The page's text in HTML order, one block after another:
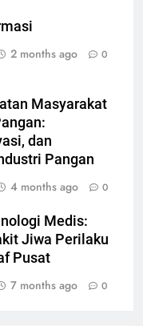
2 months ago 0
Masyarakat
dan
Pangan
4 months ago 0
Medis:
Jiwa Perilaku
Pusat
7 months ago 0